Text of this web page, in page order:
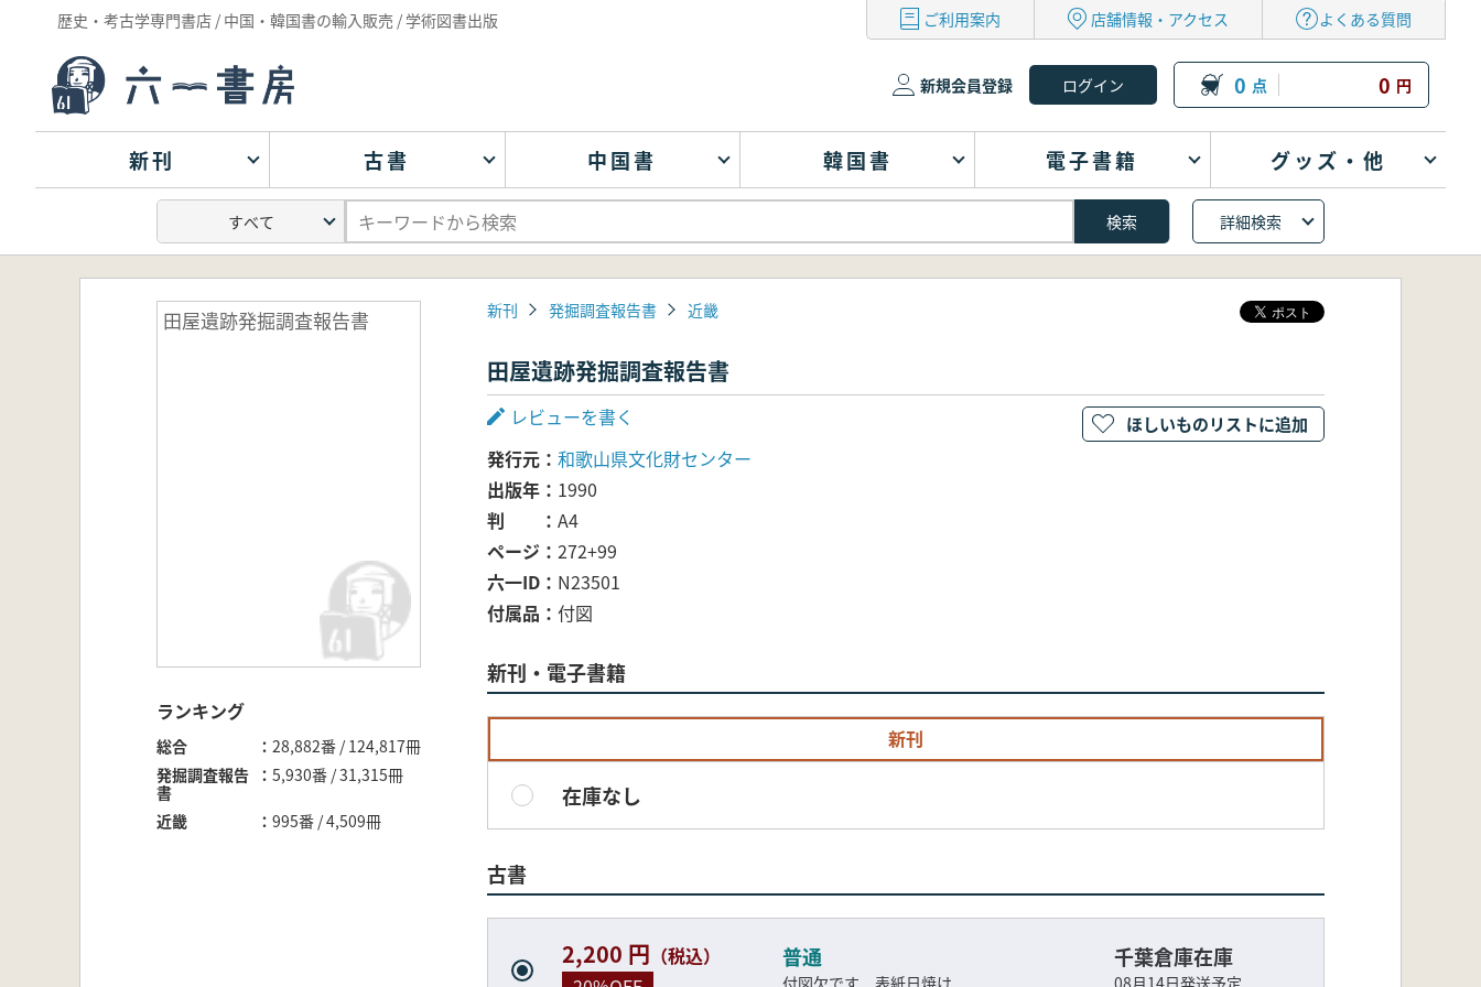
歴史・考古学専門書店 / 中国・韓国書の輸入販売 / 学術図書出版 ご利用案内 店舗情報・アクセス よくある質問
新規会員登録 0 点 0 円
新刊 古書 中国書 韓国書 電子書籍 グッズ・他
詳細検索
田屋遺跡発掘調査報告書
ランキング
総合
28,882番 / 124,817冊
発掘調査報告
書
5,930番 / 31,315冊
近畿 995番 / 4,509冊
新刊 発掘調査報告書 近畿
田屋遺跡発掘調査報告書
レビューを書く
発行元
和歌山県文化財センター
出版年
1990
判
A4
ページ
272+99
六一ID
N23501
付属品
付図
新刊・電子書籍
新刊
在庫なし
古書
2,200 円 （税込）
普通 千葉倉庫在庫
ほしいものリストに追加